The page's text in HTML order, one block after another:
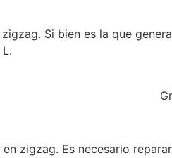
Si bien es la que
zigzag. Es necesario